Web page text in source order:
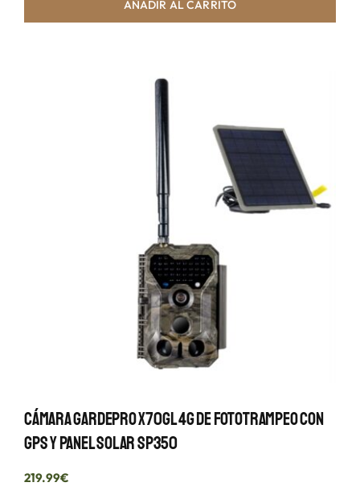
AÑADIR AL CARRITO
Cámara GardePro X70GL 4G De Fototrampeo Con
GPS Y Panel Solar SP350
219.99€